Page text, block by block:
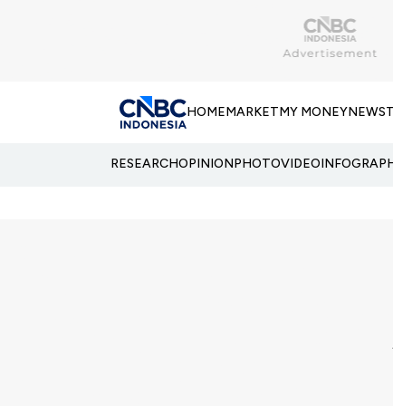
HOMEMARKETMY MONEYNEWS
RESEARCHOPINIONPHOTOVIDEO